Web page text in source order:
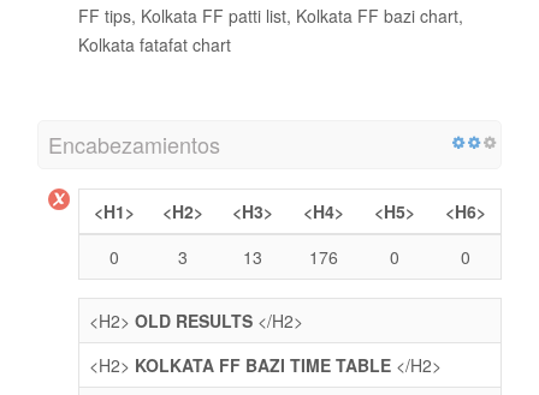
FF tips, Kolkata FF patti list, Kolkata FF bazi chart,
Kolkata fatafat chart
Encabezamientos
<H1> <H2> <H3> <H4> <H5>
<H6>
0
3 13 176 0 0
<H2> OLD RESULTS </H2>
<H2> KOLKATA FF BAZI TIME TABLE </H2>